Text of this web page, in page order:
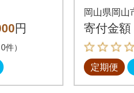
ト晴
2回
円
件）
ャイン
王 2房
岡山県岡山
寄付金額
定期便